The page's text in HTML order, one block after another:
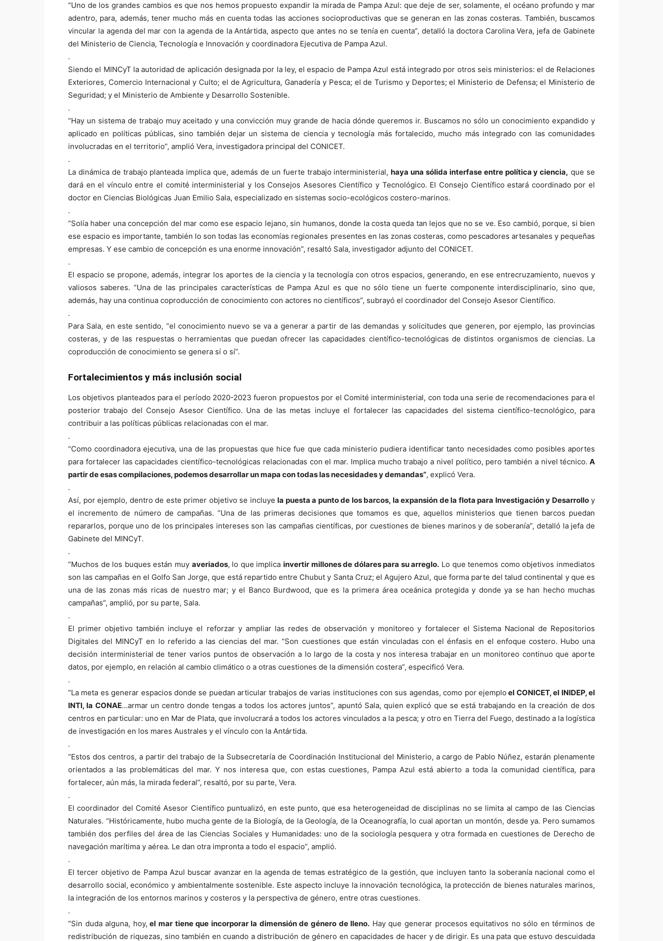
“Uno de los grandes cambios es que nos hemos propuesto expandir la mirada de Pampa Azul: que deje de ser, solamente, el océano profundo y mar
adentro, para, además, tener mucho más en cuenta todas las acciones socioproductivas que se generan en las zonas costeras. También, buscamos
vincular la agenda del mar con la agenda de la Antártida, aspecto que antes no se tenía en cuenta”, detalló la doctora Carolina Vera, jefa de Gabinete
del Ministerio de Ciencia, Tecnología e Innovación y coordinadora Ejecutiva de Pampa Azul.
.
Siendo el MINCyT la autoridad de aplicación designada por la ley, el espacio de Pampa Azul está integrado por otros seis ministerios: el de Relaciones
Exteriores, Comercio Internacional y Culto; el de Agricultura, Ganadería y Pesca; el de Turismo y Deportes; el Ministerio de Defensa; el Ministerio de
Seguridad; y el Ministerio de Ambiente y Desarrollo Sostenible.
.
“Hay un sistema de trabajo muy aceitado y una convicción muy grande de hacia dónde queremos ir. Buscamos no sólo un conocimiento expandido y
aplicado en políticas públicas, sino también dejar un sistema de ciencia y tecnología más fortalecido, mucho más integrado con las comunidades
involucradas en el territorio”, amplió Vera, investigadora principal del CONICET.
.
La dinámica de trabajo planteada implica que, además de un fuerte trabajo interministerial,haya una sólida interfase entre política y ciencia, que se
dará en el vínculo entre el comité interministerial y los Consejos Asesores Científico y Tecnológico. El Consejo Científico estará coordinado por el
doctor en Ciencias Biológicas Juan Emilio Sala, especializado en sistemas socio-ecológicos costero-marinos.
.
“Solía haber una concepción del mar como ese espacio lejano, sin humanos, donde la costa queda tan lejos que no se ve. Eso cambió, porque, si bien
ese espacio es importante, también lo son todas las economías regionales presentes en las zonas costeras, como pescadores artesanales y pequeñas
empresas. Y ese cambio de concepción es una enorme innovación”, resaltó Sala, investigador adjunto del CONICET.
.
El espacio se propone, además, integrar los aportes de la ciencia y la tecnología con otros espacios, generando, en ese entrecruzamiento, nuevos y
valiosos saberes. “Una de las principales características de Pampa Azul es que no sólo tiene un fuerte componente interdisciplinario, sino que,
además, hay una continua coproducción de conocimiento con actores no científicos”, subrayó el coordinador del Consejo Asesor Científico.
.
Para Sala, en este sentido, “el conocimiento nuevo se va a generar a partir de las demandas y solicitudes que generen, por ejemplo, las provincias
costeras, y de las respuestas o herramientas que puedan ofrecer las capacidades científico-tecnológicas de distintos organismos de ciencias. La
coproducción de conocimiento se genera sí o sí”.
Fortalecimientos y más inclusión social
Los objetivos planteados para el período 2020-2023 fueron propuestos por el Comité interministerial, con toda una serie de recomendaciones para el
posterior trabajo del Consejo Asesor Científico. Una de las metas incluye el fortalecer las capacidades del sistema científico-tecnológico, para
contribuir a las políticas públicas relacionadas con el mar.
.
“Como coordinadora ejecutiva, una de las propuestas que hice fue que cada ministerio pudiera identificar tanto necesidades como posibles aportes
para fortalecer las capacidades científico-tecnológicas relacionadas con el mar. Implica mucho trabajo a nivel político, pero también a nivel técnico. A
partir de esas compilaciones, podemos desarrollar un mapa con todas las necesidades y demandas”, explicó Vera.
.
Así, por ejemplo, dentro de este primer objetivo se incluye la puesta a punto de los barcos, la expansión de la flota para Investigación y Desarrolloy
el incremento de número de campañas. “Una de las primeras decisiones que tomamos es que, aquellos ministerios que tienen barcos puedan
repararlos, porque uno de los principales intereses son las campañas científicas, por cuestiones de bienes marinos y de soberanía”, detalló la jefa de
Gabinete del MINCyT.
.
“Muchos de los buques están muy averiados, lo que implica invertir millones de dólares para su arreglo. Lo que tenemos como objetivos inmediatos
son las campañas en el Golfo San Jorge, que está repartido entre Chubut y Santa Cruz; el Agujero Azul, que forma parte del talud continental y que es
una de las zonas más ricas de nuestro mar; y el Banco Burdwood, que es la primera área oceánica protegida y donde ya se han hecho muchas
campañas”, amplió, por su parte, Sala.
.
El primer objetivo también incluye el reforzar y ampliar las redes de observación y monitoreo y fortalecer el Sistema Nacional de Repositorios
Digitales del MINCyT en lo referido a las ciencias del mar. “Son cuestiones que están vinculadas con el énfasis en el enfoque costero. Hubo una
decisión interministerial de tener varios puntos de observación a lo largo de la costa y nos interesa trabajar en un monitoreo continuo que aporte
datos, por ejemplo, en relación al cambio climático o a otras cuestiones de la dimensión costera”, especificó Vera.
.
“La meta es generar espacios donde se puedan articular trabajos de varias instituciones con sus agendas, como por ejemplo el CONICET, el INIDEP, el
INTI, la CONAE…armar un centro donde tengas a todos los actores juntos”, apuntó Sala, quien explicó que se está trabajando en la creación de dos
centros en particular: uno en Mar de Plata, que involucrará a todos los actores vinculados a la pesca; y otro en Tierra del Fuego, destinado a la logística
de investigación en los mares Australes y el vínculo con la Antártida.
.
“Estos dos centros, a partir del trabajo de la Subsecretaría de Coordinación Institucional del Ministerio, a cargo de Pablo Núñez, estarán plenamente
orientados a las problemáticas del mar. Y nos interesa que, con estas cuestiones, Pampa Azul está abierto a toda la comunidad científica, para
fortalecer, aún más, la mirada federal”, resaltó, por su parte, Vera.
.
El coordinador del Comité Asesor Científico puntualizó, en este punto, que esa heterogeneidad de disciplinas no se limita al campo de las Ciencias
Naturales. “Históricamente, hubo mucha gente de la Biología, de la Geología, de la Oceanografía, lo cual aportan un montón, desde ya. Pero sumamos
también dos perfiles del área de las Ciencias Sociales y Humanidades: uno de la sociología pesquera y otra formada en cuestiones de Derecho de
navegación marítima y aérea. Le dan otra impronta a todo el espacio”, amplió.
.
El tercer objetivo de Pampa Azul buscar avanzar en la agenda de temas estratégico de la gestión, que incluyen tanto la soberanía nacional como el
desarrollo social, económico y ambientalmente sostenible. Este aspecto incluye la innovación tecnológica, la protección de bienes naturales marinos,
la integración de los entornos marinos y costeros y la perspectiva de género, entre otras cuestiones.
.
“Sin duda alguna, hoy, el mar tiene que incorporar la dimensión de género de lleno. Hay que generar procesos equitativos no sólo en términos de
redistribución de riquezas, sino también en cuando a distribución de género en capacidades de hacer y de dirigir. Es una pata que estuvo descuidada